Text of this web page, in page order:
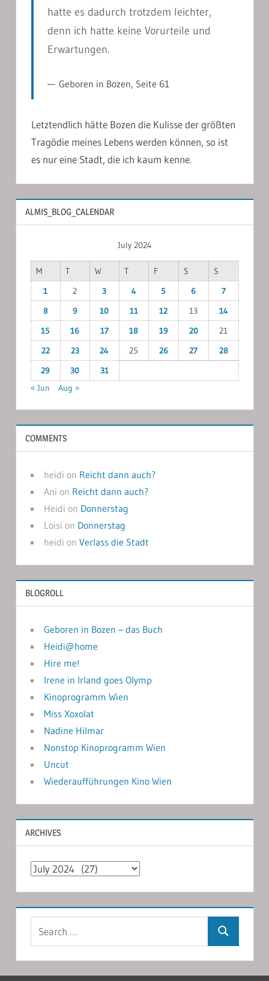
hatte es dadurch trotzdem leichter,
denn ich hatte keine Vorurteile und
Erwartungen.
Geboren in Bozen, Seite 61
Letztendlich hätte Bozen die Kulisse der größten
Tragödie meines Lebens werden können, so ist
es nur eine Stadt, die ich kaum kenne.
ALMIS_BLOG_CALENDAR
July 2024
M T W T F S
S
1
2 3 4 5 6
7
8
9 10 11 12 13
14
15
16 17 18 19 20
21
22
23 24 25 26 27
28
29
30
31
« Jun
Aug »
COMMENTS
heidi on Reicht dann auch?
Ani on Reicht dann auch?
Heidi on Donnerstag
Loisi on Donnerstag
heidi on Verlass die Stadt
BLOGROLL
Geboren in Bozen – das Buch
Heidi@home
Hire me!
Irene in Irland goes Olymp
Kinoprogramm Wien
Miss Xoxolat
Nadine Hilmar
Nonstop Kinoprogramm Wien
Uncut
Wiederaufführungen Kino Wien
ARCHIVES
Archives
Search